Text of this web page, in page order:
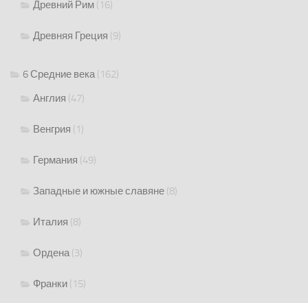
Древний Рим (16)
Древняя Греция (9)
6 Средние века(162)
Англия (47)
Венгрия (1)
Германия (49)
Западные и южные славяне (8)
Италия (8)
Ордена(3)
Франки (15)